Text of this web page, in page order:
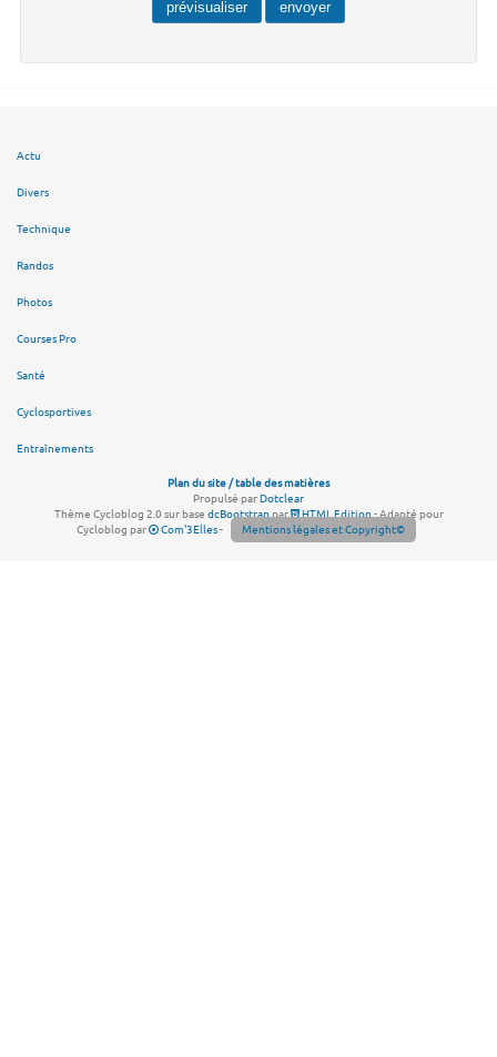
Actu
Divers
Technique
Randos
Photos
Courses Pro
Santé
Cyclosportives
Entraînements
Plan du site / table des matières
Propulsé parDotclear
Thème Cycloblog 2.0 sur base dcBootstrappar HTML Edition- Adapté pour
Cycloblog par
Com'3Elles- Mentions légales et Copyright©